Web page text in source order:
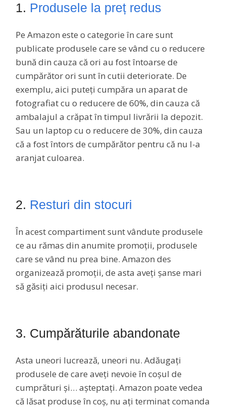
1. Produsele la preț redus
Pe Amazon este o categorie în care sunt
publicate produsele care se vând cu o reducere
bună din cauza că ori au fost întoarse de
cumpărător ori sunt în cutii deteriorate. De
exemplu, aici puteți cumpăra un aparat de
fotografiat cu o reducere de 60%, din cauza că
ambalajul a crăpat în timpul livrării la depozit.
Sau un laptop cu o reducere de 30%, din cauza
că a fost întors de cumpărător pentru că nu l-a
aranjat culoarea.
2. Resturi din stocuri
În acest compartiment sunt vândute produsele
ce au rămas din anumite promoții, produsele
care se vând nu prea bine. Amazon des
organizează promoții, de asta aveți șanse mari
să găsiți aici produsul necesar.
3. Cumpărăturile abandonate
Asta uneori lucrează, uneori nu. Adăugați
produsele de care aveți nevoie în coșul de
cumprături și… așteptați. Amazon poate vedea
că lăsat produse în coș, nu ați terminat comanda